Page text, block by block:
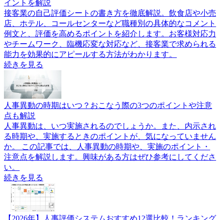
イントを解説
接客業の自己評価シートの書き方を徹底解説。飲食店や小売
店、ホテル、コールセンターなど職種別の具体的なコメント
例文と、評価を高めるポイントを紹介します。お客様対応力
やチームワーク、臨機応変な対応など、接客業で求められる
能力を効果的にアピールする方法がわかります。
続きを見る
人事異動の時期はいつ？おこなう際の3つのポイントや注意
点も解説
人事異動は、いつ実施されるのでしょうか。また、内示され
る時期や、実施するときのポイントが、気になっていません
か。 この記事では、人事異動の時期や、実施のポイント・
注意点を解説します。興味がある方はぜひ参考にしてくださ
い。
続きを見る